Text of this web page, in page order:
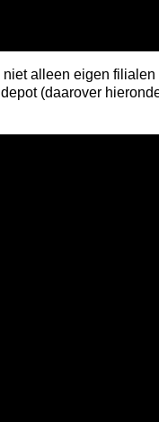
alleen eigen
(daarover